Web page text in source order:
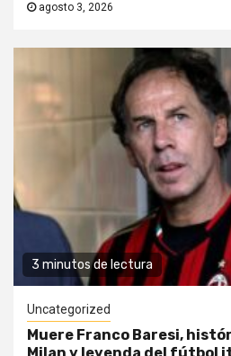
agosto 3, 2026
3 minutos de lectura
Uncategorized
Muere Franco Baresi,